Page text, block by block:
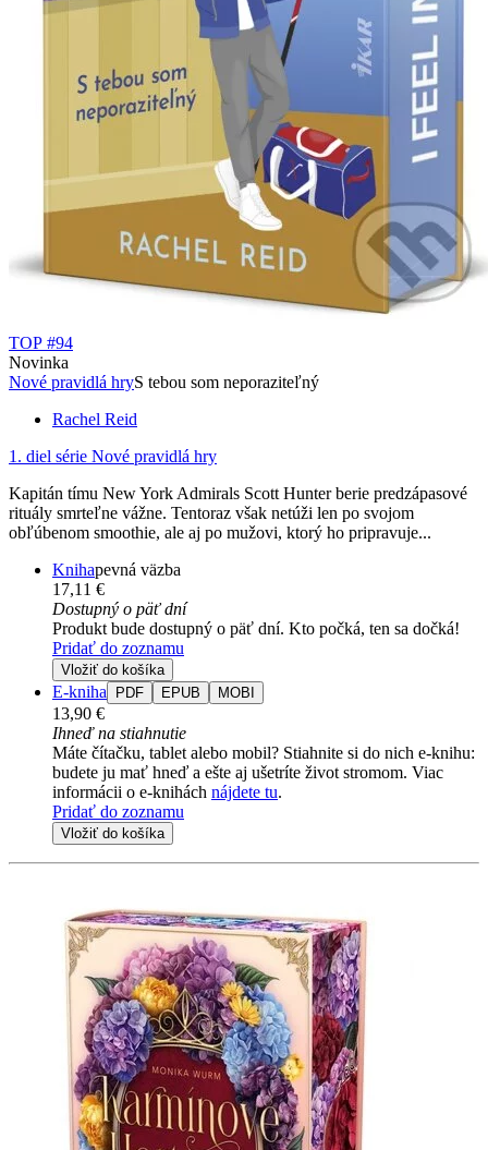
TOP #94
Novinka
Nové pravidlá hryS tebou som neporaziteľný
Rachel Reid
1. diel série Nové pravidlá hry
Kapitán tímu New York Admirals Scott Hunter berie predzápasové
rituály smrteľne vážne. Tentoraz však netúži len po svojom
obľúbenom smoothie, ale aj po mužovi, ktorý ho pripravuje...
Knihapevná väzba
17,11 €
Dostupný o päť dní
Produkt bude dostupný o päť dní. Kto počká, ten sa dočká!
Pridať do zoznamu
Vložiť do košíka
E-kniha PDF EPUB MOBI
13,90 €
Ihneď na stiahnutie
Máte čítačku, tablet alebo mobil? Stiahnite si do nich e-knihu:
budete ju mať hneď a ešte aj ušetríte život stromom. Viac
informácii o e-knihách nájdete tu.
Pridať do zoznamu
Vložiť do košíka